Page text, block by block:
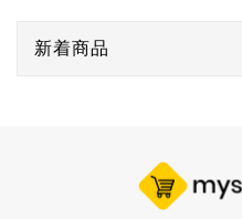
新着商品